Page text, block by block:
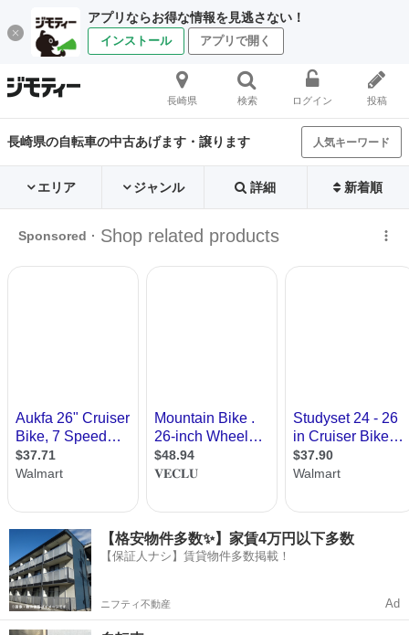
アプリならお得な情報を見逃さない！
インストール アプリで開く
長崎県 検索 ログイン 投稿
長崎県の自転車の中古あげます・譲ります 人気キーワード
エリア ジャンル 詳細 新着順
【格安物件多数✨】家賃4万円以下多数
【保証人ナシ】賃貸物件多数掲載！
ニフティ不動産 Ad